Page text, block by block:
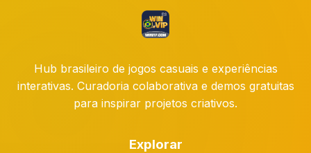
Hub brasileiro de jogos casuais e experiências
interativas. Curadoria colaborativa e demos gratuitas
para inspirar projetos criativos.
Explorar